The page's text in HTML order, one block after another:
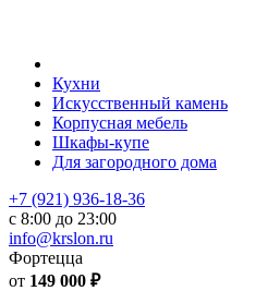
Кухни
Искусственный камень
Корпусная мебель
Шкафы-купе
Для загородного дома
+7 (921) 936-18-36
с 8:00 до 23:00
info@krslon.ru
Фортецца
от 149 000 ₽